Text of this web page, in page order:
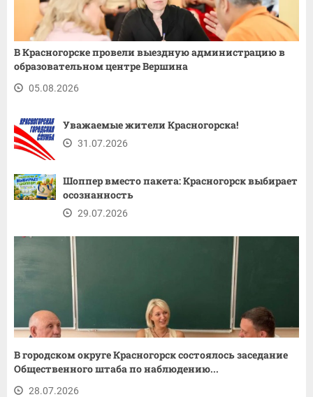
В Красногорске провели выездную администрацию в
образовательном центре Вершина
05.08.2026
Уважаемые жители Красногорска!
31.07.2026
Шоппер вместо пакета: Красногорск выбирает
осознанность
29.07.2026
В городском округе Красногорск состоялось заседание
Общественного штаба по наблюдению...
28.07.2026